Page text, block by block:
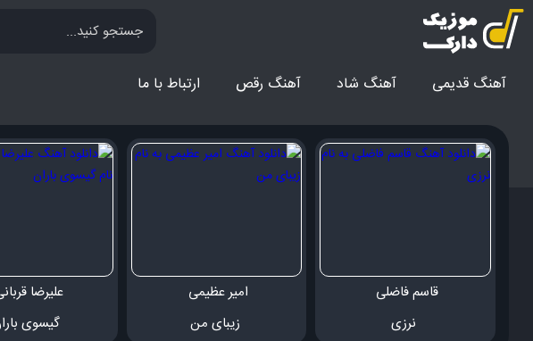
آهنگ قدیمی آهنگ‌ شاد آهنگ رقص ارتباط با ما
قاسم فاضلی
نرزی
امیر عظیمی
زیبای من
علیرضا
گیسوی